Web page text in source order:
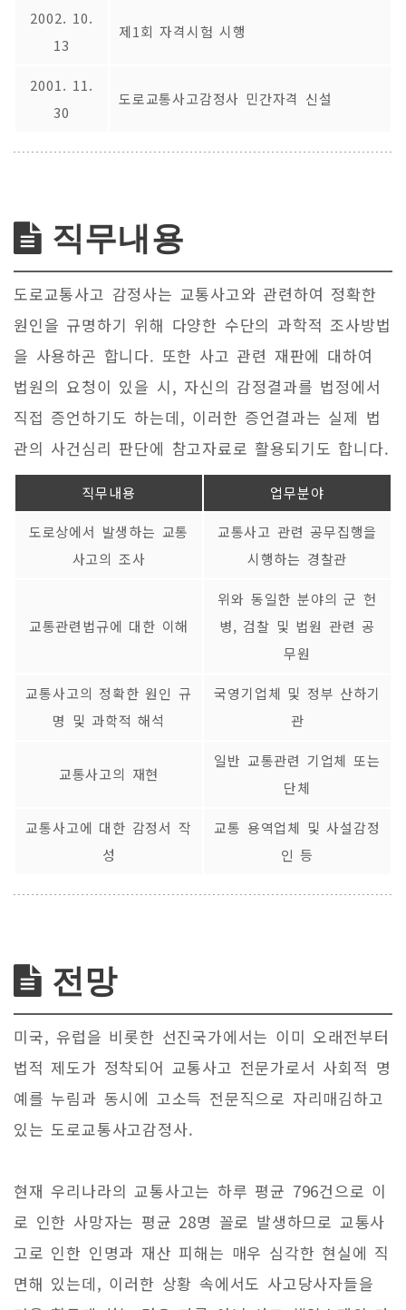
2002. 10.
13
제1회 자격시험 시행
2001. 11.
30
도로교통사고감정사 민간자격 신설
직무내용
도로교통사고 감정사는 교통사고와 관련하여 정확한
원인을 규명하기 위해 다양한 수단의 과학적 조사방법
을 사용하곤 합니다. 또한 사고 관련 재판에 대하여
법원의 요청이 있을 시, 자신의 감정결과를 법정에서
직접 증언하기도 하는데, 이러한 증언결과는 실제 법
관의 사건심리 판단에 참고자료로 활용되기도 합니다.
직무내용 업무분야
도로상에서 발생하는 교통
사고의 조사
교통사고 관련 공무집행을
시행하는 경찰관
교통관련법규에 대한 이해
위와 동일한 분야의 군 헌
병, 검찰 및 법원 관련 공
무원
교통사고의 정확한 원인 규
명 및 과학적 해석
국영기업체 및 정부 산하기
관
교통사고의 재현
일반 교통관련 기업체 또는
단체
교통사고에 대한 감정서 작
성
교통 용역업체 및 사설감정
인 등
전망
미국, 유럽을 비롯한 선진국가에서는 이미 오래전부터
법적 제도가 정착되어 교통사고 전문가로서 사회적 명
예를 누림과 동시에 고소득 전문직으로 자리매김하고
있는 도로교통사고감정사.
현재 우리나라의 교통사고는 하루 평균 796건으로 이
로 인한 사망자는 평균 28명 꼴로 발생하므로 교통사
고로 인한 인명과 재산 피해는 매우 심각한 현실에 직
면해 있는데, 이러한 상황 속에서도 사고당사자들을